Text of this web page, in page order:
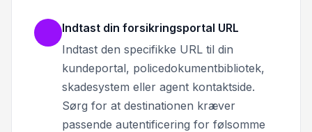
Indtast din forsikringsportal URL
Indtast den specifikke URL til din
kundeportal, policedokumentbibliotek,
skadesystem eller agent kontaktside.
Sørg for at destinationen kræver
passende autentificering for følsomme